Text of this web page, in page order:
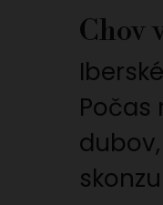
Chov
Počas